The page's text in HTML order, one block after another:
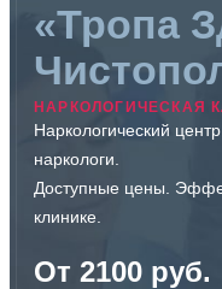
«Тропа
НАРКОЛОГИЧЕСКАЯ
Наркологический центр
наркологи.
Доступные цены.
клинике.
От 2100 руб.